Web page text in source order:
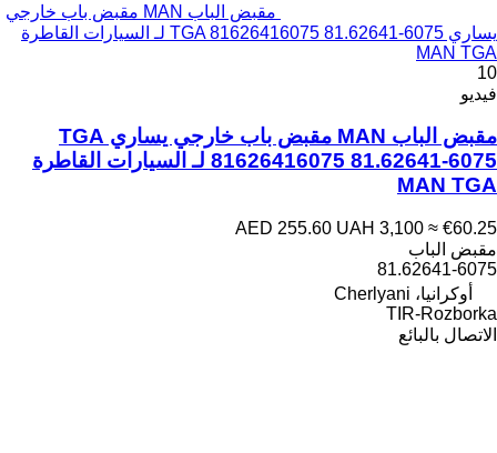
مقبض الباب MAN مقبض باب خارجي
يساري TGA 81626416075 81.62641-6075 لـ السيارات القاطرة
MAN TGA
10
فيديو
مقبض الباب MAN مقبض باب خارجي يساري TGA
81626416075 81.62641-6075 لـ السيارات القاطرة
MAN TGA
AED 255.60 UAH 3,100 ≈ €60.25
مقبض الباب
81.62641-6075
أوكرانيا، Cherlyani
TIR-Rozborka
الاتصال بالبائع